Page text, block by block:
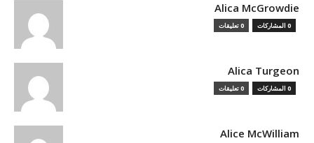
Alica McGrowdie
0 المشاركات 0 تعليقات
Alica Turgeon
0 المشاركات 0 تعليقات
Alice McWilliam